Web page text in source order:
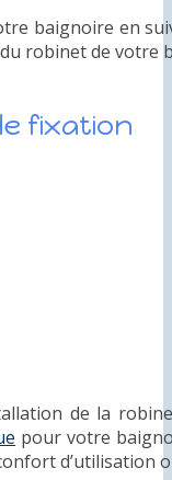
baignoire en
robinet de votre
fixation
de la
pour votre
d’utilisation